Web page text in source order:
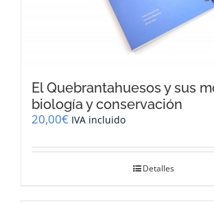
El Quebrantahuesos y sus
biología y conservación
20,00€ IVA incluido
Detalles